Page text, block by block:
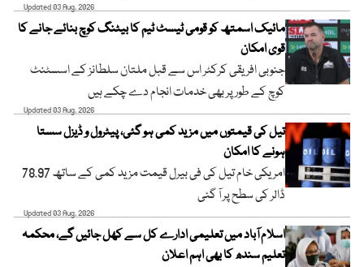
Updated 03 Aug, 2026
مائیک اسمتھ کو قومی ٹیسٹ ٹیم کا بیٹنگ کوچ بنائے جانے کا
قوی امکان
جنوبی افریقی کرکٹر اس سے قبل ملتان سلطانز کے اسسٹنٹ
کوچ کے طور پر بھی خدمات انجام دے چکے ہیں
Updated 03 Aug, 2026
تیل کی قیمتوں میں مزید کمی ہو گئی، پیٹرول و ڈیزل سستا
ہونے کا امکان
امریکی خام تیل کی فی بیرل قیمت مزید کمی کے ساتھ 78.97
ڈالر کی سطح پر آ گئی
Updated 03 Aug, 2026
اسلام آباد میں تعلیمی ادارے کل سے کھل جائیں گے، محکمہ
تعلیم سندھ کا بھی اہم اعلان